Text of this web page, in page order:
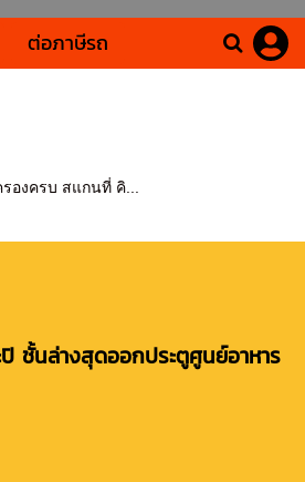
ต่อภาษีรถ
องครบ สแกนที่ คิ...
ชั้นล่างสุดออกประตูศูนย์อาหาร